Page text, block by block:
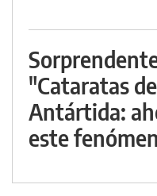
"Cataratas
Antártida:
este